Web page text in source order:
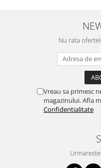
Nu rata
Vreau sa primesc
magazinului. Afla
Confidentialitate